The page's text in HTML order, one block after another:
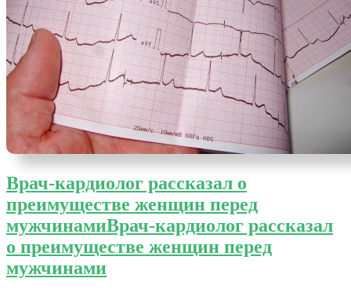
Врач-кардиолог рассказал о
преимуществе женщин перед
мужчинамиВрач-кардиолог рассказал
о преимуществе женщин перед
мужчинами